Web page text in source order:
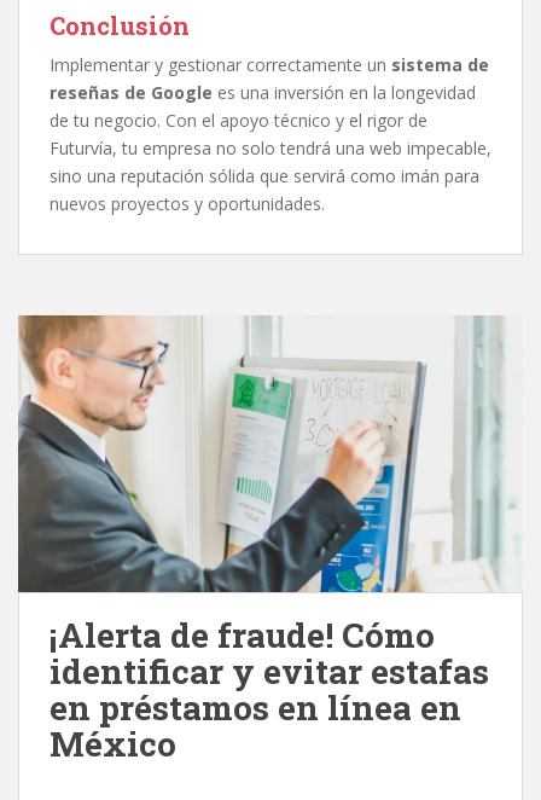
Conclusión
Implementar y gestionar correctamente un sistema de
reseñas de Google es una inversión en la longevidad
de tu negocio. Con el apoyo técnico y el rigor de
Futurvía, tu empresa no solo tendrá una web impecable,
sino una reputación sólida que servirá como imán para
nuevos proyectos y oportunidades.
¡Alerta de fraude! Cómo
identificar y evitar estafas
en préstamos en línea en
México